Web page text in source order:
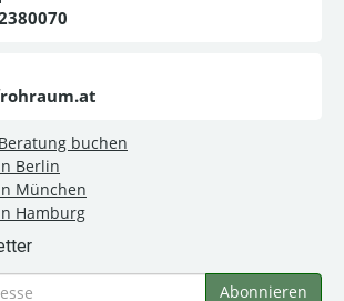
buchen
Berlin
München
Hamburg